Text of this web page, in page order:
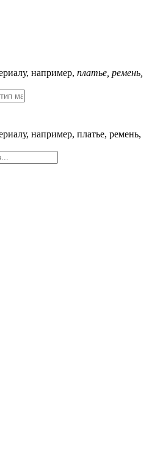
например, платье, ремень,
например, платье, ремень,